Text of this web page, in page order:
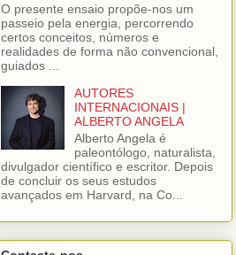
O presente ensaio propõe-nos um
passeio pela energia, percorrendo
certos conceitos, números e
realidades de forma não convencional,
guiados ...
AUTORES
INTERNACIONAIS |
ALBERTO ANGELA
Alberto Angela é
paleontólogo, naturalista,
divulgador científico e escritor. Depois
de concluir os seus estudos
avançados em Harvard, na Co...